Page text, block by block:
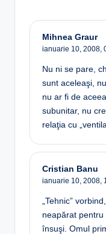
Mihnea Graur
ianuarie 10, 2008,
Nu ni se pare,
sunt aceleaşi,
nu ar fi de
subunitar, nu
relaţia cu
Cristian Banu
ianuarie 10, 2008,
„Tehnic”
neapărat pentru
însuşi. Omul